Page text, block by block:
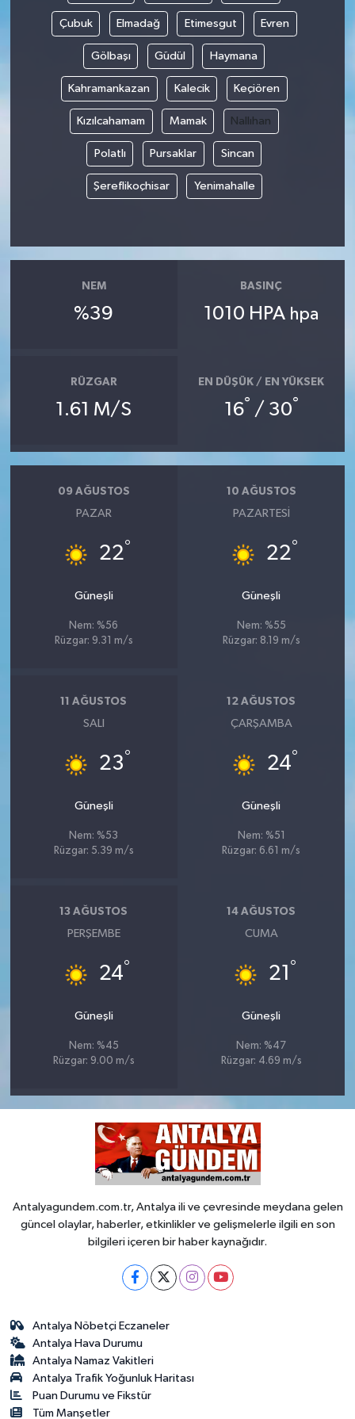
Çubuk Elmadağ Etimesgut Evren
Gölbaşı Güdül Haymana
Kahramankazan Kalecik Keçiören
Kızılcahamam Mamak Nallıhan
Polatlı Pursaklar Sincan
Şereflikoçhisar Yenimahalle
NEM
%39
BASINÇ
1010 HPA hpa
RÜZGAR
1.61 M/S
EN DÜŞÜK / EN YÜKSEK
16° / 30°
09 AĞUSTOS
PAZAR
22°
Güneşli
Nem: %56
Rüzgar: 9.31 m/s
10 AĞUSTOS
PAZARTESI
22°
Güneşli
Nem: %55
Rüzgar: 8.19 m/s
11 AĞUSTOS
SALI
23°
Güneşli
Nem: %53
Rüzgar: 5.39 m/s
12 AĞUSTOS
ÇARŞAMBA
24°
Güneşli
Nem: %51
Rüzgar: 6.61 m/s
13 AĞUSTOS
PERŞEMBE
24°
Güneşli
Nem: %45
Rüzgar: 9.00 m/s
14 AĞUSTOS
CUMA
21 °
Güneşli
Nem: %47
Rüzgar: 4.69 m/s
Antalyagundem.com.tr, Antalya ili ve çevresinde meydana gelen
güncel olaylar, haberler, etkinlikler ve gelişmelerle ilgili en son
bilgileri içeren bir haber kaynağıdır.
Antalya Nöbetçi Eczaneler
Antalya Hava Durumu
Antalya Namaz Vakitleri
Antalya Trafik Yoğunluk Haritası
Puan Durumu ve Fikstür
Tüm Manşetler